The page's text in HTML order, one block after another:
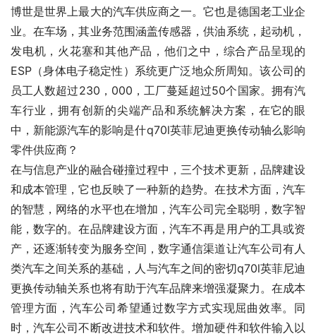
博世是世界上最大的汽车供应商之一。它也是德国老工业企
业。在车场，其业务范围涵盖传感器，供油系统，起动机，
发电机，火花塞和其他产品，他们之中，综合产品呈现的
ESP（身体电子稳定性）系统更广泛地众所周知。该公司的
员工人数超过230，000，工厂蔓延超过50个国家。拥有汽
车行业，拥有创新的尖端产品和系统解决方案，在它的眼
中，新能源汽车的影响是什q70l英菲尼迪更换传动轴么影响
零件供应商？
在与信息产业的融合碰撞过程中，三个技术更新，品牌建设
和成本管理，它也反映了一种新的趋势。在技术方面，汽车
的智慧，网络的水平也在增加，汽车公司完全聪明，数字智
能，数字的。在品牌建设方面，汽车不再是用户的工具或资
产，还逐渐转变为服务空间，数字通信渠道让汽车公司有人
类汽车之间关系的基础，人与汽车之间的密切q70l英菲尼迪
更换传动轴关系也将有助于汽车品牌来增强凝聚力。在成本
管理方面，汽车公司希望通过数字方式实现屈曲效率。同
时，汽车公司不断改进技术和软件。增加硬件和软件输入以